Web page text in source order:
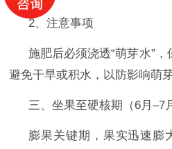
2、‌注意事项‌
施肥后必须浇透“萌芽水”，
避免干旱或积水，以防影响萌
三、坐果至硬核期（6月–7
膨果关键期，果实迅速膨